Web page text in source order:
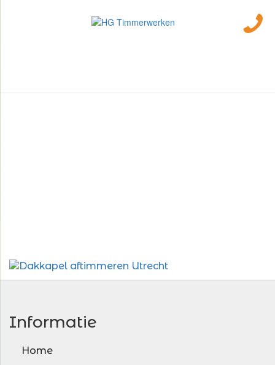
Informatie
Home